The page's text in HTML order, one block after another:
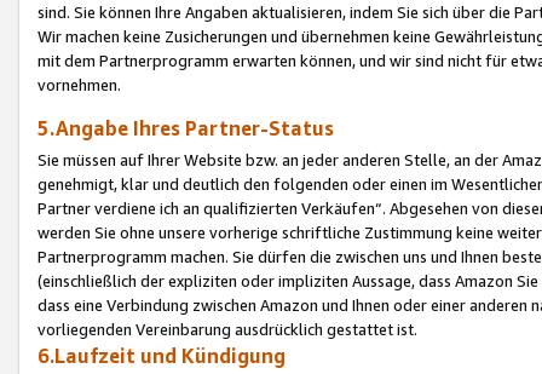
sind. Sie können Ihre Angaben aktualisieren, indem Sie sich über die
Wir machen keine Zusicherungen und übernehmen keine
mit dem Partnerprogramm erwarten können, und wir sind nicht für
vornehmen.
5.Angabe Ihres Partner-Status
Sie müssen auf Ihrer Website bzw. an jeder anderen Stelle, an der
genehmigt, klar und deutlich den folgenden oder einen im
Partner verdiene ich an qualifizierten Verkäufen“. Abgesehen von
werden Sie ohne unsere vorherige schriftliche Zustimmung keine
Partnerprogramm machen. Sie dürfen die zwischen uns und Ihnen
(einschließlich der expliziten oder impliziten Aussage, dass Amazon
dass eine Verbindung zwischen Amazon und Ihnen oder einer
vorliegenden Vereinbarung ausdrücklich gestattet ist.
6.Laufzeit und Kündigung